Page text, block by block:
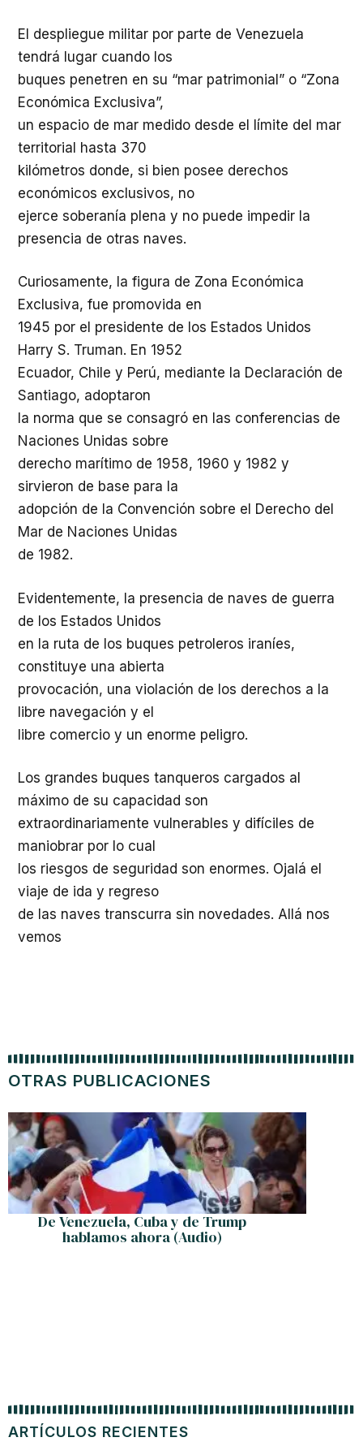
El despliegue militar por parte de Venezuela
tendrá lugar cuando los
buques penetren en su “mar patrimonial” o “Zona
Económica Exclusiva”,
un espacio de mar medido desde el límite del mar
territorial hasta 370
kilómetros donde, si bien posee derechos
económicos exclusivos, no
ejerce soberanía plena y no puede impedir la
presencia de otras naves.
Curiosamente, la figura de Zona Económica
Exclusiva, fue promovida en
1945 por el presidente de los Estados Unidos
Harry S. Truman. En 1952
Ecuador, Chile y Perú, mediante la Declaración de
Santiago, adoptaron
la norma que se consagró en las conferencias de
Naciones Unidas sobre
derecho marítimo de 1958, 1960 y 1982 y
sirvieron de base para la
adopción de la Convención sobre el Derecho del
Mar de Naciones Unidas
de 1982.
Evidentemente, la presencia de naves de guerra
de los Estados Unidos
en la ruta de los buques petroleros iraníes,
constituye una abierta
provocación, una violación de los derechos a la
libre navegación y el
libre comercio y un enorme peligro.
Los grandes buques tanqueros cargados al
máximo de su capacidad son
extraordinariamente vulnerables y difíciles de
maniobrar por lo cual
los riesgos de seguridad son enormes. Ojalá el
viaje de ida y regreso
de las naves transcurra sin novedades. Allá nos
vemos
ARTÍCULOS RECIENTES
OTRAS PUBLICACIONES
De Venezuela, Cuba y de Trump
hablamos ahora (Audio)